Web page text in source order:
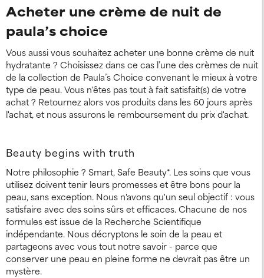
Acheter une crème de nuit de
paula’s choice
Vous aussi vous souhaitez acheter une bonne crème de nuit
hydratante ? Choisissez dans ce cas l’une des crèmes de nuit
de la collection de Paula’s Choice convenant le mieux à votre
type de peau. Vous n'êtes pas tout à fait satisfait(s) de votre
achat ? Retournez alors vos produits dans les 60 jours après
l'achat, et nous assurons le remboursement du prix d'achat.
Beauty begins with truth
Notre philosophie ? Smart, Safe Beauty*. Les soins que vous
utilisez doivent tenir leurs promesses et être bons pour la
peau, sans exception. Nous n'avons qu'un seul objectif : vous
satisfaire avec des soins sûrs et efficaces. Chacune de nos
formules est issue de la Recherche Scientifique
indépendante. Nous décryptons le soin de la peau et
partageons avec vous tout notre savoir - parce que
conserver une peau en pleine forme ne devrait pas être un
mystère.